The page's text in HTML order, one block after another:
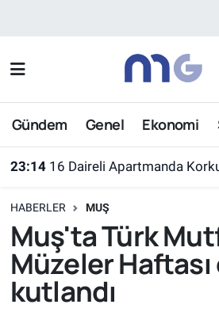
Gündem Genel Ekonomi
23:14 16 Daireli Apartmanda Korku Dolu
HABERLER MUŞ
Muş'ta Türk
Müzeler
kutlandı
Nöbetçi Eczaneler
Hava Durumu
Süper Lig Puan Durumu ve
Tüm Manşetler
Son Dakika Haberleri